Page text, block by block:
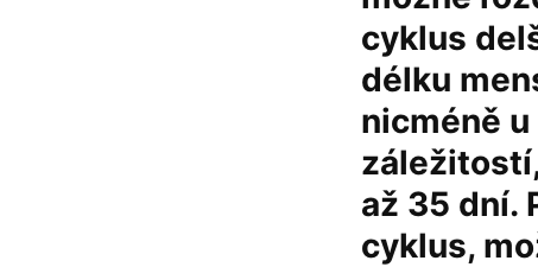
cyklus
délku
nicméně
až 35 dní.
cyklus,